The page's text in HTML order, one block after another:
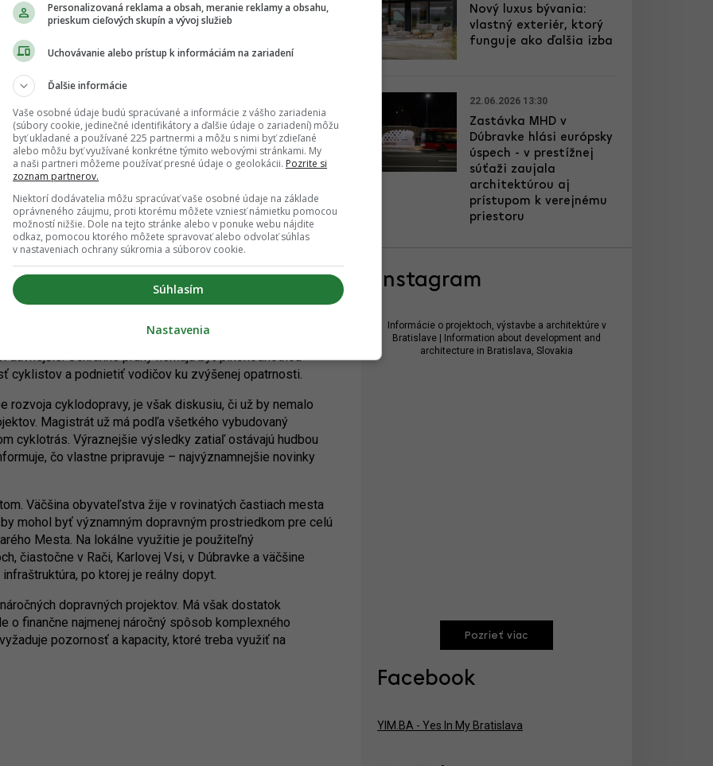
na adekvátnej úrovni. Tou je myslené ich stavebné
mať štandardne tri metre, v užších miestach 2,5 metra),
vedenie a vnímanie potrieb slabších cyklistov, najmä detí
by toto mala spĺňať, rovnako ako pripravované úseky
ochranných pruhov alebo koridorov. K ďalšej etape
uplynulých dňoch, kedy vyfarbila ochranné pruhy,
Karvaša, na Námestí slobody alebo na Viedenskej
Ochranné pruhy nemajú byť plnohodnotnou
cyklistov a podnietiť vodičov ku zvýšenej opatrnosti.
rozvoja cyklodopravy, je však diskusiu, či už by nemalo
Magistrát už má podľa všetkého vybudovaný
cyklotrás. Výraznejšie výsledky zatiaľ ostávajú hudbou
čo vlastne pripravuje – najvýznamnejšie novinky
Väčšina obyvateľstva žije v rovinatých častiach mesta
mohol byť významným dopravným prostriedkom pre celú
Mesta. Na lokálne využitie je použiteľný
čiastočne v Rači, Karlovej Vsi, v Dúbravke a väčšine
po ktorej je reálny dopyt.
dopravných projektov. Má však dostatok
finančne najmenej náročný spôsob komplexného
pozornosť a kapacity, ktoré treba využiť na
Nový luxus bývania:
vlastný exteriér, ktorý
funguje ako ďalšia izba
22.06.2026 13:30
Zastávka MHD v
Dúbravke hlási európsky
úspech - v prestížnej
súťaži zaujala
architektúrou aj
prístupom k verejnému
priestoru
Instagram
Informácie o projektoch, výstavbe a architektúre v
Bratislave | Information about development and
architecture in Bratislava, Slovakia
Pozrieť viac
Facebook
YIM.BA - Yes In My Bratislava
Personalizovaná reklama a obsah, meranie reklamy a obsahu,
prieskum cieľových skupín a vývoj služieb
Uchovávanie alebo prístup k informáciám na zariadení
Ďalšie informácie
Vaše osobné údaje budú spracúvané a informácie z vášho zariadenia
(súbory cookie, jedinečné identifikátory a ďalšie údaje o zariadení) môžu
byť ukladané a používané 225 partnermi a môžu s nimi byť zdieľané
alebo môžu byť využívané konkrétne týmito webovými stránkami. My
a naši partneri môžeme používať presné údaje o geolokácii. Pozrite si
zoznam partnerov.
Niektorí dodávatelia môžu spracúvať vaše osobné údaje na základe
oprávneného záujmu, proti ktorému môžete vzniesť námietku pomocou
možností nižšie. Dole na tejto stránke alebo v ponuke webu nájdite
odkaz, pomocou ktorého môžete spravovať alebo odvolať súhlas
v nastaveniach ochrany súkromia a súborov cookie.
Súhlasím
Nastavenia